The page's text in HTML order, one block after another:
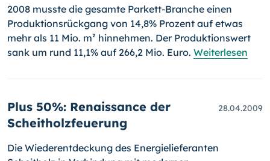
2008 musste die gesamte Parkett-Branche einen
Produktionsrückgang von 14,8% Prozent auf etwas
mehr als 11 Mio. m² hinnehmen. Der Pro­duktionswert
sank um rund 11,1% auf 266,2 Mio. Euro. Weiterlesen
Plus 50%: Renaissance der
Scheitholzfeuerung
28.04.2009
Die Wiederentdeckung des Energielieferanten